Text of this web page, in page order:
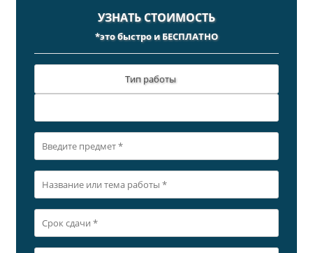
УЗНАТЬ СТОИМОСТЬ
*это быстро и БЕСПЛАТНО
Тип работы